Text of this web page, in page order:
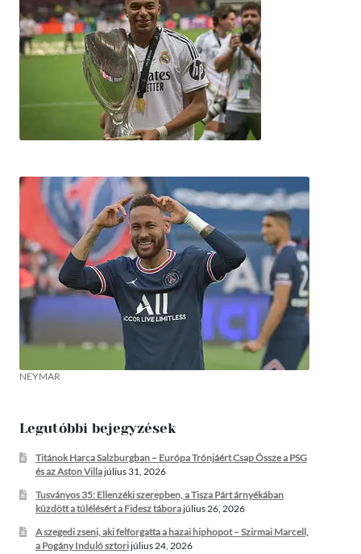
NEYMAR
Legutóbbi bejegyzések
Titánok Harca Salzburgban – Európa Trónjáért Csap Össze a PSG
és az Aston Villajúlius 31, 2026
Tusványos 35: Ellenzéki szerepben, a Tisza Párt árnyékában
küzdött a túlélésért a Fidesz táborajúlius 26, 2026
A szegedi zseni, aki felforgatta a hazai hiphopot – Szirmai Marcell,
a Pogány Induló sztorijúlius 24, 2026